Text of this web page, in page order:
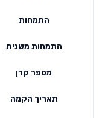
התמחות
התמחות משנית
מספר קרן
תאריך הקמה